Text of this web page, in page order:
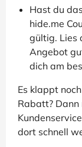
Hast du
hide.me
gültig. Lies
Angebot
dich am
Es klappt
Rabatt?
dort schnell